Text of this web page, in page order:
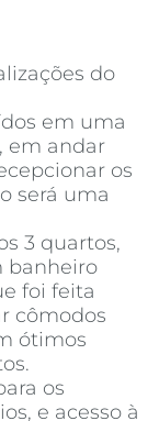
do
em uma
em andar
os
será uma
3 quartos,
banheiro
foi feita
cômodos
ótimos
os
e acesso à